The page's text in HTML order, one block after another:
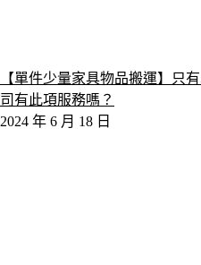
【單件少量家具物品搬運】只
司有此項服務嗎？
2024 年 6 月 18 日